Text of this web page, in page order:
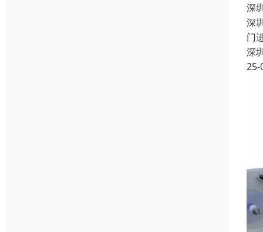
深
深
门
深
25-